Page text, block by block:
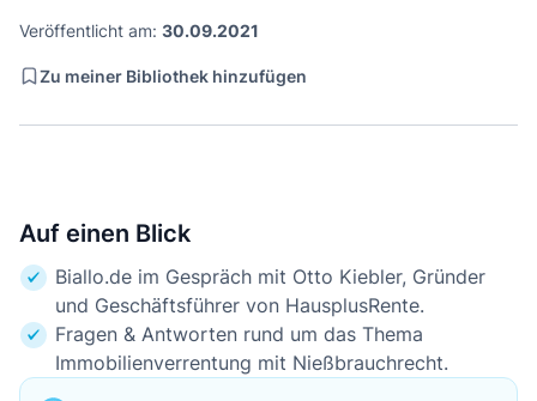
Veröffentlicht am: 30.09.2021
Zu meiner Bibliothek hinzufügen
Auf einen Blick
Biallo.de im Gespräch mit Otto Kiebler, Gründer
und Geschäftsführer von HausplusRente.
Fragen & Antworten rund um das Thema
Immobilienverrentung mit Nießbrauchrecht.